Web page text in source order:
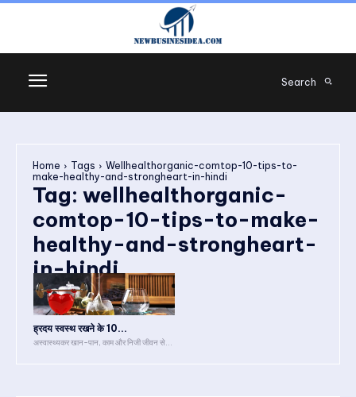
Search
Home Tags
Wellhealthorganic-comtop-10-tips-to-
make-healthy-and-strongheart-in-hindi
Tag: wellhealthorganic-
comtop-10-tips-to-make-
healthy-and-strongheart-
in-hindi
ह्रदय स्वस्थ रखने के 10...
अस्वास्थ्यकर खान-पान, काम और निजी जीवन से...